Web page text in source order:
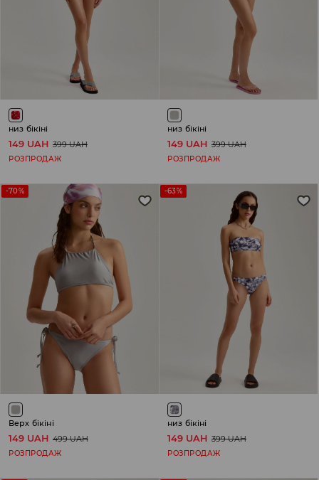
низ бікіні
149 UAH 399 UAH
РОЗПРОДАЖ
низ бікіні
149 UAH 399 UAH
РОЗПРОДАЖ
-70%
Верх бікіні
149 UAH 499 UAH
РОЗПРОДАЖ
-63%
низ бікіні
149 UAH 399 UAH
РОЗПРОДАЖ